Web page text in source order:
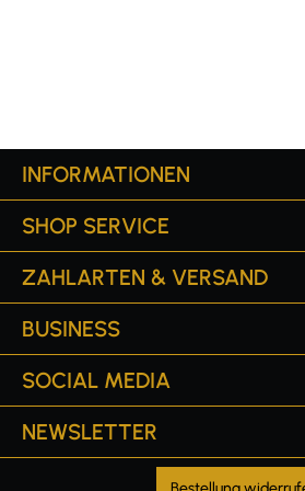
INFORMATIONEN
SHOP SERVICE
ZAHLARTEN & VERSAND
BUSINESS
SOCIAL MEDIA
NEWSLETTER